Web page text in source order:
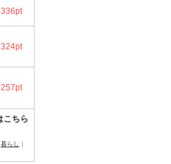
336pt
324pt
257pt
こちら
暮らし